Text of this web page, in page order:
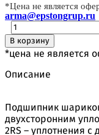
*Цена не является
arma@epstongrup.ru
В корзину
*цена не является
Описание
Подшипник
двухсторонним
2RS – уплотнения с